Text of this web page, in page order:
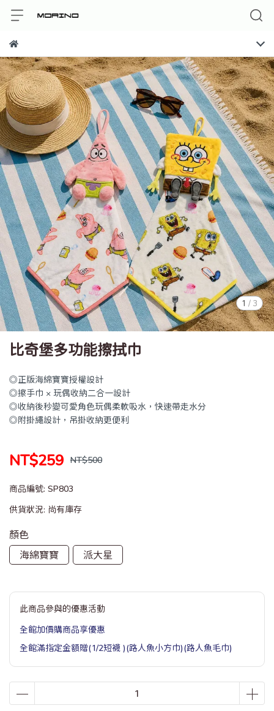
1 / 3
比奇堡多功能擦拭巾
◎正版海綿寶寶授權設計
◎擦手巾 × 玩偶收納二合一設計
◎收納後秒變可愛角色玩偶柔軟吸水，快速帶走水分
◎附掛繩設計，吊掛收納更便利
NT$259 NT$500
商品編號: SP803
供貨狀況: 尚有庫存
顏色
海綿寶寶
派大星
此商品參與的優惠活動
全館加價購商品享優惠
全館滿指定金額贈(1/2短襪 )(路人魚小方巾)(路人魚毛巾)